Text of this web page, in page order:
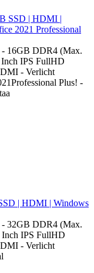
SSD | HDMI |
2021 Professional
- 16GB DDR4 (Max.
IPS FullHD
- Verlicht
Plus! -
| HDMI | Windows
- 32GB DDR4 (Max.
IPS FullHD
- Verlicht